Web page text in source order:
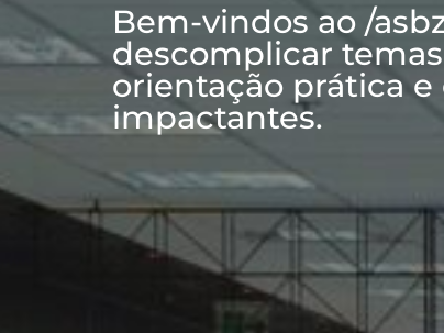
Bem-vindos ao /
descomplicar
orientação prática
impactantes.